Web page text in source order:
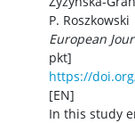
P. Roszkowski
European
pkt]
https://
[EN]
In this study